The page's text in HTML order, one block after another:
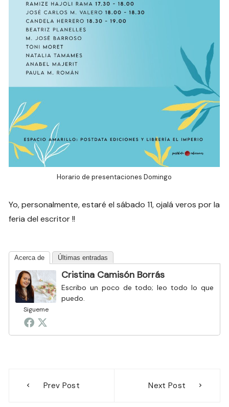
Horario de presentaciones Domingo
Yo, personalmente, estaré el sábado 11, ojalá veros por la
feria del escritor !!
Acerca de Últimas entradas
Sigueme
Cristina Camisón Borrás
Escribo un poco de todo; leo todo lo que
puedo.
Prev Post Next Post